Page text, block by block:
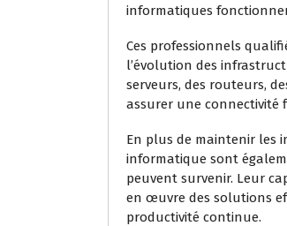
informatiques
Ces professionnels
l’évolution des
serveurs, des routeurs,
assurer une connectivité
En plus de maintenir les
informatique sont
peuvent survenir. Leur
en œuvre des solutions
productivité continue.